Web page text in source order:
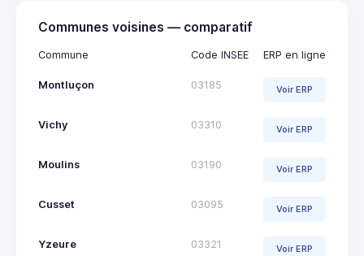
Communes voisines — comparatif
Commune Code INSEE ERP en ligne
Montluçon 03185 Voir ERP
Vichy 03310 Voir ERP
Moulins 03190 Voir ERP
Cusset 03095 Voir ERP
Yzeure 03321 Voir ERP